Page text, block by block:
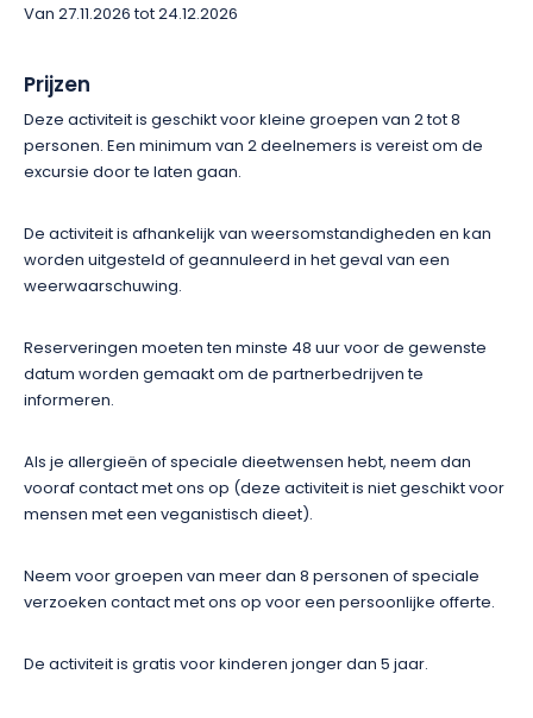
Van 27.11.2026 tot 24.12.2026
Prijzen
Deze activiteit is geschikt voor kleine groepen van 2 tot 8
personen. Een minimum van 2 deelnemers is vereist om de
excursie door te laten gaan.
De activiteit is afhankelijk van weersomstandigheden en kan
worden uitgesteld of geannuleerd in het geval van een
weerwaarschuwing.
Reserveringen moeten ten minste 48 uur voor de gewenste
datum worden gemaakt om de partnerbedrijven te
informeren.
Als je allergieën of speciale dieetwensen hebt, neem dan
vooraf contact met ons op (deze activiteit is niet geschikt voor
mensen met een veganistisch dieet).
Neem voor groepen van meer dan 8 personen of speciale
verzoeken contact met ons op voor een persoonlijke offerte.
De activiteit is gratis voor kinderen jonger dan 5 jaar.